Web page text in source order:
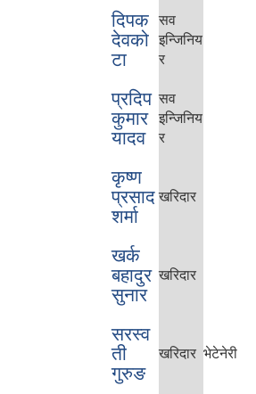
दिपक
देवको
टा
सव
इन्जिनिय
र
प्रदिप
कुमार
यादव
सव
इन्जिनिय
र
कृष्ण
प्रसाद
शर्मा
खरिदार
खर्क
बहादुर
सुनार
खरिदार
सरस्व
ती
गुरुङ
खरिदार भेटेनेरी